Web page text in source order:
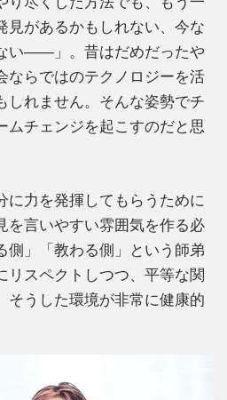
見があるかもしれない、今な
い――」。昔はだめだったや
ならではのテクノロジーを活
しれません。そんな姿勢でチ
ムチェンジを起こすのだと思
に力を発揮してもらうために
を言いやすい雰囲気を作る必
側」「教わる側」という師弟
リスペクトしつつ、平等な関
そうした環境が非常に健康的